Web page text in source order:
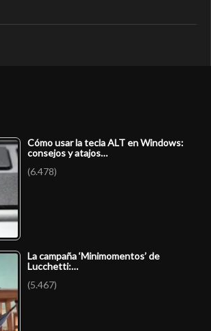
Cómo usar la tecla ALT en Windows:
consejos y atajos…
(6.478)
La campaña ‘Minimomentos’ de
Lucchetti:…
(5.467)